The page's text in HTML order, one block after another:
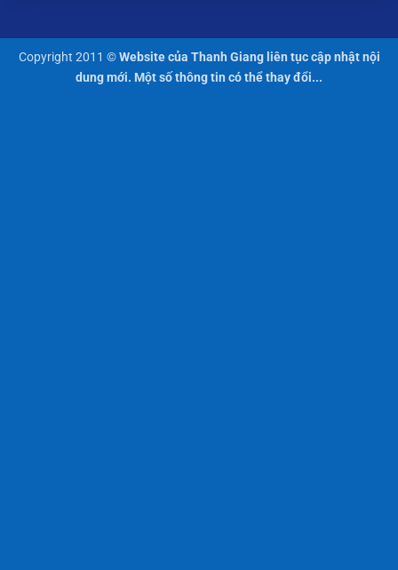
Copyright 2011 ©Website của Thanh Giang liên tục cập nhật nội
dung mới. Một số thông tin có thể thay đổi...